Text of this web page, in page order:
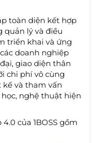
toàn diện kết hợp
quản lý và điều
triển khai và ứng
doanh nghiệp
giao diện thân
chi phí vô cùng
kế và tham vấn
nghệ thuật hiện
của 1BOSS gồm